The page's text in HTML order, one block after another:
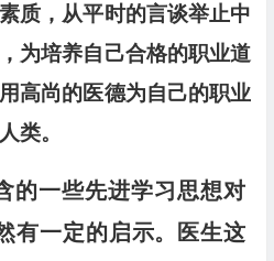
质，从平时的言谈举止中
为培养自己合格的职业道
高尚的医德为自己的职业
类。
的一些先进学习思想对
有一定的启示。医生这